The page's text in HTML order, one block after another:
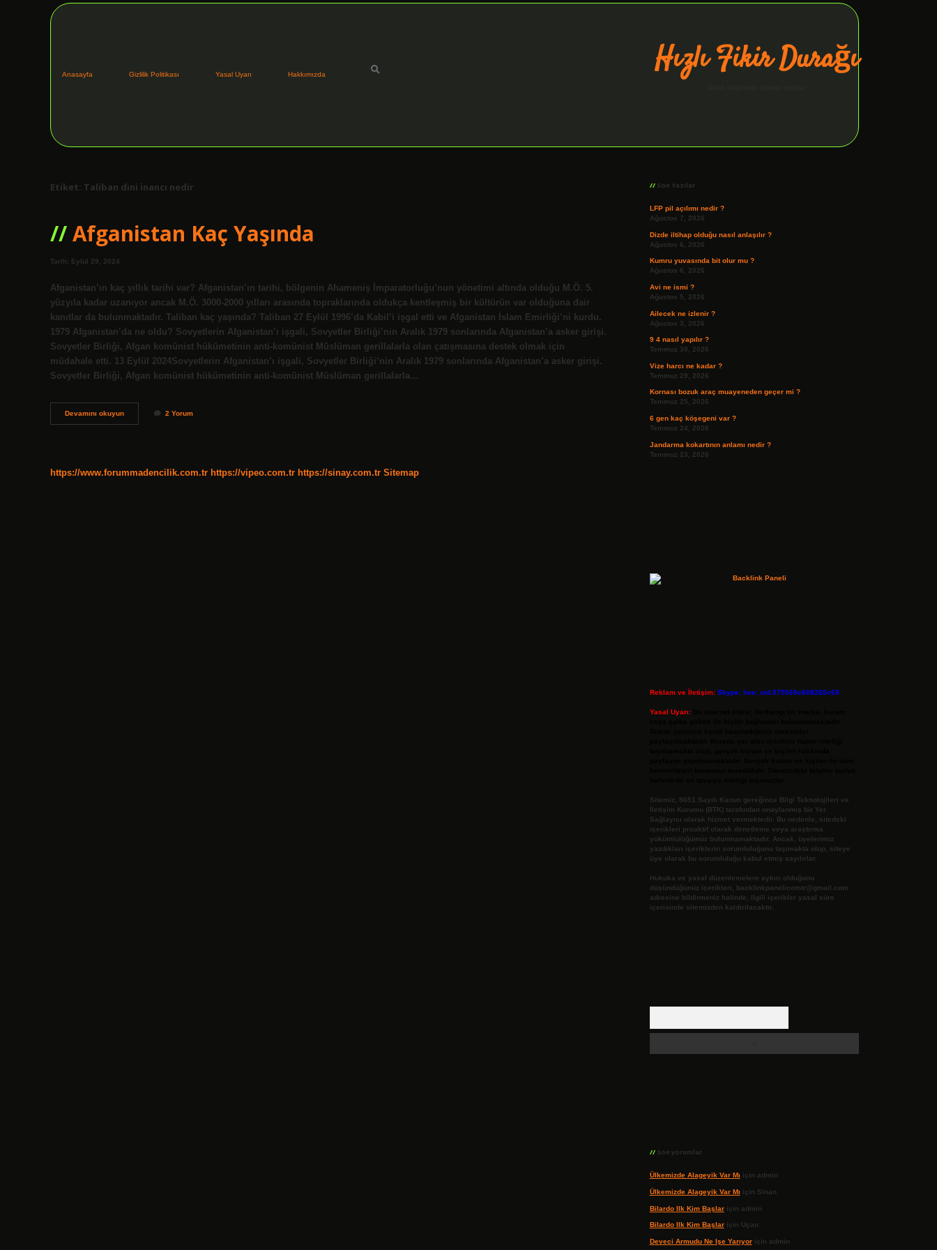
Anasayfa Gizlilik Politikası Yasal Uyarı Hakkımızda Hızlı Fikir Durağı
Etiket: Taliban dini inancı nedir
Afganistan Kaç Yaşında
Tarih: Eylül 29, 2024
Afganistan’ın kaç yıllık tarihi var? Afganistan’ın tarihi, bölgenin Ahameniş İmparatorluğu’nun yönetimi altında olduğu M.Ö. 5.
yüzyıla kadar uzanıyor ancak M.Ö. 3000-2000 yılları arasında topraklarında oldukça kentleşmiş bir kültürün var olduğuna dair
kanıtlar da bulunmaktadır. Taliban kaç yaşında? Taliban 27 Eylül 1996’da Kabil’i işgal etti ve Afganistan İslam Emirliği’ni kurdu.
1979 Afganistan’da ne oldu? Sovyetlerin Afganistan’ı işgali, Sovyetler Birliği’nin Aralık 1979 sonlarında Afganistan’a asker girişi.
Sovyetler Birliği, Afgan komünist hükümetinin anti-komünist Müslüman gerillalarla olan çatışmasına destek olmak için
müdahale etti. 13 Eylül 2024Sovyetlerin Afganistan’ı işgali, Sovyetler Birliği’nin Aralık 1979 sonlarında Afganistan’a asker girişi.
Sovyetler Birliği, Afgan komünist hükümetinin anti-komünist Müslüman gerillalarla…
Devamını okuyunAfganistan
Kaç
2 Yorum
https://www.forummadencilik.com.tr https://vipeo.com.tr https://sinay.com.tr Sitemap
Son Yazılar
LFP pil açılımı nedir ?
Ağustos 7, 2026
Dizde iltihap olduğu nasıl anlaşılır ?
Ağustos 6, 2026
Kumru yuvasında bit olur mu ?
Ağustos 6, 2026
Avi ne ismi ?
Ağustos 5, 2026
Ailecek ne izlenir ?
Ağustos 3, 2026
9 4 nasıl yapılır ?
Temmuz 30, 2026
Vize harcı ne kadar ?
Temmuz 29, 2026
Kornası bozuk araç muayeneden geçer mi ?
Temmuz 25, 2026
6 gen kaç köşegeni var ?
Temmuz 24, 2026
Jandarma kokartının anlamı nedir ?
Temmuz 23, 2026
Reklam ve İletişim: Skype: live:.cid.575569c608265c69
Yasal Uyarı:
Sitemiz, 5651 Sayılı Kanun gereğince Bilgi Teknolojileri ve
İletişim Kurumu (BTK) tarafından onaylanmış bir Yer
Sağlayıcı olarak hizmet vermektedir. Bu nedenle, sitedeki
içerikleri proaktif olarak denetleme veya araştırma
yükümlülüğümüz bulunmamaktadır. Ancak, üyelerimiz
yazdıkları içeriklerin sorumluluğunu taşımakta olup, siteye
üye olarak bu sorumluluğu kabul etmiş sayılırlar.
Hukuka ve yasal düzenlemelere aykırı olduğunu
düşündüğünüz içerikleri,
backlinkpanelicomtr@gmail.com
adresine bildirmeniz halinde, ilgili içerikler yasal süre
içerisinde sitemizden kaldırılacaktır.
Son yorumlar
Ülkemizde Alageyik Var Mı için admin
Ülkemizde Alageyik Var Mı için Sinan
Bilardo Ilk Kim Başlariçin admin
Bilardo Ilk Kim Başlariçin Uçan
Deveci Armudu Ne Işe Yarıyoriçin admin